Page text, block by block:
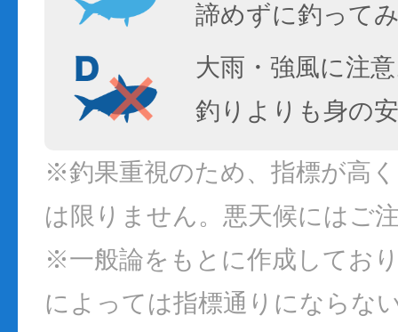
諦めずに釣って
大雨・強風に注
釣りよりも身の
※釣果重視のため、指標が高
は限りません。悪天候にはご
※一般論をもとに作成してお
によっては指標通りにならな